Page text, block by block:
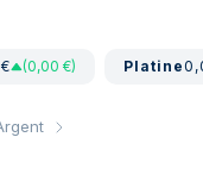
(0,00 €) Platine